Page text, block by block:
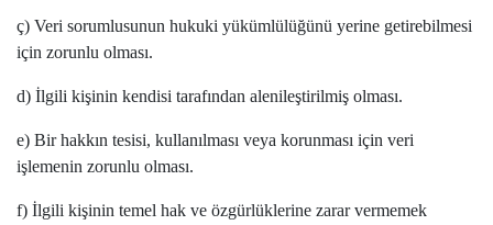
ç) Veri sorumlusunun hukuki yükümlülüğünü yerine getirebilmesi
için zorunlu olması.
d) İlgili kişinin kendisi tarafından alenileştirilmiş olması.
e) Bir hakkın tesisi, kullanılması veya korunması için veri
işlemenin zorunlu olması.
f) İlgili kişinin temel hak ve özgürlüklerine zarar vermemek